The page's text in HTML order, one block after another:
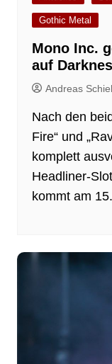
Gothic Metal
Mono Inc.
auf
Andreas
Nach den
Fire“ und
komplett
Headliner-
kommt am